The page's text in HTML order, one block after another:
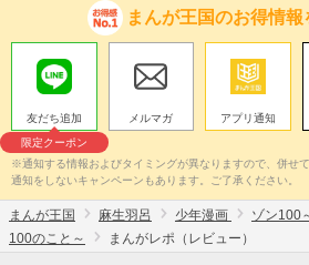
まんが王国のお得情報
友だち追加
限定クーポン
メルマガ アプリ通知
※通知する情報およびタイミングが異なりますので、併せ
通知をしないキャンペーンもあります。ご了承ください。
まんが王国 麻生羽呂 少年漫画
ゾン100
100のこと～
まんがレポ（レビュー）